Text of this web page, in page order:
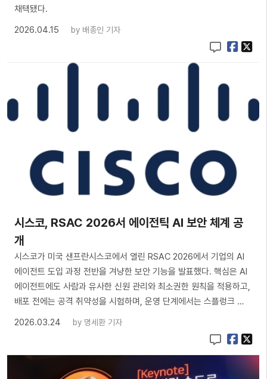
채택됐다.
2026.04.15
by 배종인 기자
시스코, RSAC 2026서 에이전틱 AI 보안 체계 공
개
시스코가 미국 샌프란시스코에서 열린 RSAC 2026에서 기업의 AI
에이전트 도입 과정 전반을 겨냥한 보안 기능을 발표했다. 핵심은 AI
에이전트에도 사람과 유사한 신원 관리와 최소권한 원칙을 적용하고,
배포 전에는 공격 취약성을 시험하며, 운영 단계에서는 스플렁크 …
2026.03.24
by 명세환 기자